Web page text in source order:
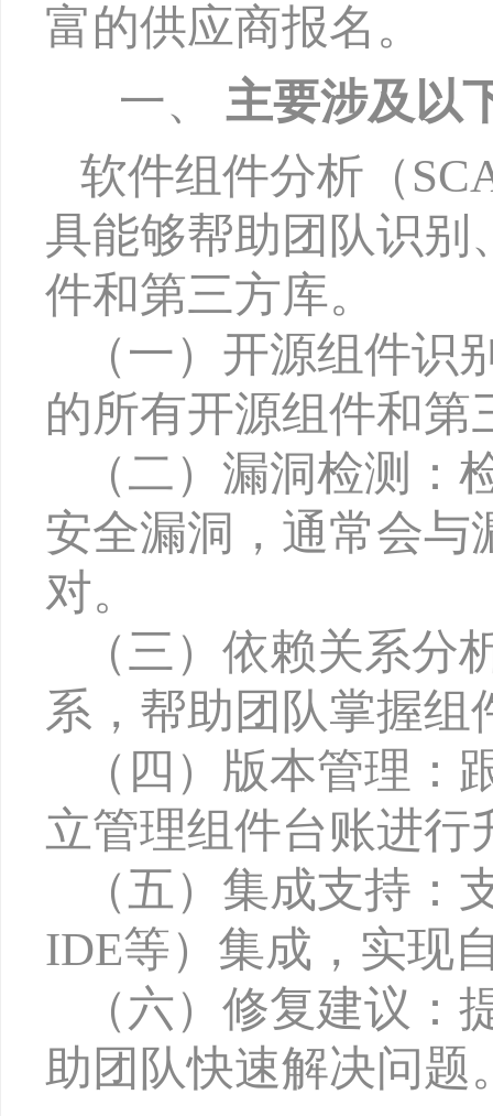
富的供应商报名。
一、 主要涉及以
软件组件分析（
具能够帮助团队识别
件和第三方库。
（一）开源组件
的所有开源组件和第
（二）漏洞检测
安全漏洞，通常会与
对。
（三）依赖关系
系，帮助团队掌握
（四）版本管理
立管理组件台账进行
（五）集成支持：
IDE等）集成，实现
（六）修复建议
助团队快速解决问题